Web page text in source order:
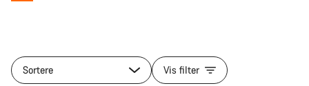
produkter
i
Sortere Vis filter